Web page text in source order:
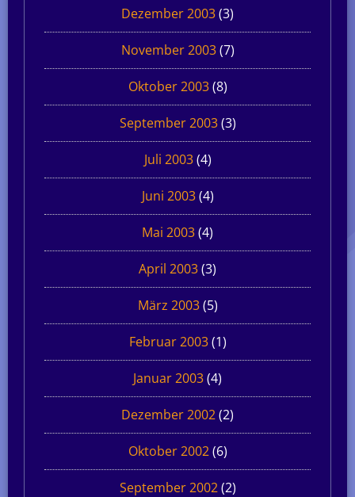
Dezember 2003(3)
November 2003(7)
Oktober 2003(8)
September 2003(3)
Juli 2003(4)
Juni 2003(4)
Mai 2003(4)
April 2003(3)
März 2003(5)
Februar 2003(1)
Januar 2003(4)
Dezember 2002(2)
Oktober 2002(6)
September 2002(2)